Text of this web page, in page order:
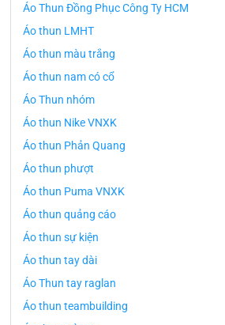
Áo Thun Đồng Phục Công Ty HCM
Áo thun LMHT
Áo thun màu trắng
Áo thun nam có cổ
Áo Thun nhóm
Áo thun Nike VNXK
Áo thun Phản Quang
Áo thun phượt
Áo thun Puma VNXK
Áo thun quảng cáo
Áo thun sự kiện
Áo thun tay dài
Áo Thun tay raglan
Áo thun teambuilding